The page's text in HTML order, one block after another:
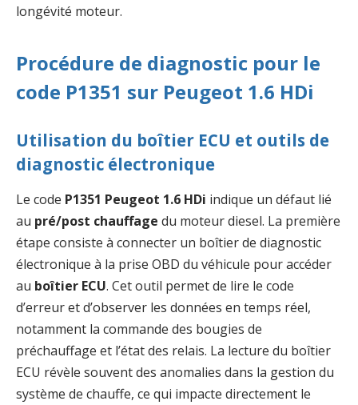
longévité moteur.
Procédure de diagnostic pour le
code P1351 sur Peugeot 1.6 HDi
Utilisation du boîtier ECU et outils de
diagnostic électronique
Le code P1351 Peugeot 1.6 HDi indique un défaut lié
au pré/post chauffage du moteur diesel. La première
étape consiste à connecter un boîtier de diagnostic
électronique à la prise OBD du véhicule pour accéder
au boîtier ECU. Cet outil permet de lire le code
d’erreur et d’observer les données en temps réel,
notamment la commande des bougies de
préchauffage et l’état des relais. La lecture du boîtier
ECU révèle souvent des anomalies dans la gestion du
système de chauffe, ce qui impacte directement le